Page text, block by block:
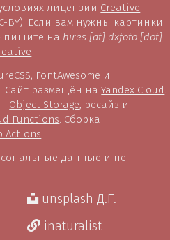
лицензии Creative
BY) . Если вам нужны картинки
пишите на hires [at] dxfoto [dot]
, FontAwesome и
Сайт размещён наYandex Cloud
Object Storage, ресайз и
Functions . Сборка
Actions
данные и не
unsplash Д.Г.
inaturalist